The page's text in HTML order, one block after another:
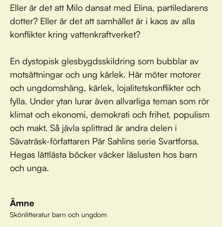
Eller är det att Milo dansat med Elina, partiledarens
dotter? Eller är det att samhället är i kaos av alla
konflikter kring vattenkraftverket?
En dystopisk glesbygdsskildring som bubblar av
motsättningar och ung kärlek. Här möter motorer
och ungdomshäng, kärlek, lojalitetskonflikter och
fylla. Under ytan lurar även allvarliga teman som rör
klimat och ekonomi, demokrati och frihet, populism
och makt. Så jävla splittrad är andra delen i
Sävaträsk-författaren Pär Sahlins serie Svartforsa.
Hegas lättlästa böcker väcker läslusten hos barn
och unga.
Ämne
Skönlitteratur barn och ungdom